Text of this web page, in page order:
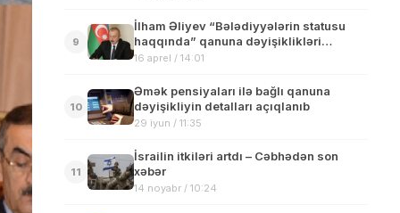
9
İlham Əliyev “Bələdiyyələrin statusu
haqqında” qanuna dəyişiklikləri
təsdiqləyib
16 aprel / 14:01
10
Əmək pensiyaları ilə bağlı qanuna
dəyişikliyin detalları açıqlanıb
29 iyun / 11:35
11
İsrailin itkiləri artdı – Cəbhədən son
xəbər
14 noyabr / 10:24